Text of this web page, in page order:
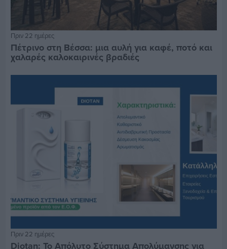
Πριν 22 ημέρες
Πέτρινο στη Βέσσα: μια αυλή για καφέ, ποτό και
χαλαρές καλοκαιρινές βραδιές
Πριν 22 ημέρες
Diotan: Το Απόλυτο Σύστημα Απολύμανσης για